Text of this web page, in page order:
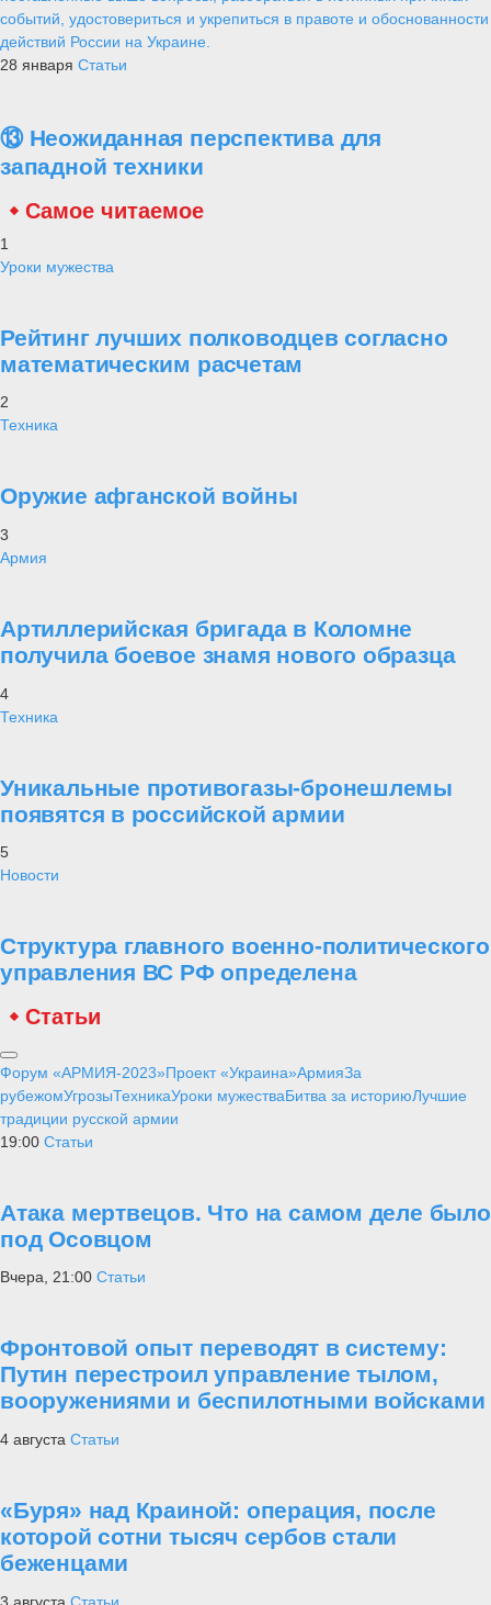
829 0 0
Современный репертуар, по мнению начальника политуправления
ВС РФ, позволяет военным музыкантам установить более тесный
Ансамбли песни и пляски в Вооруженных силах РФ все активнее
берут в репертуар современные произведения, чтобы наладить
контакт с молодежью, которой много среди военной и гражданской
классические композиции, и военно-патриотические
произведения,- приводит департамент информации и массовых
управления Вооруженных сил генерал-полковника Андрея
Картаполова на всеармейском смотре-конкурсе «Словом и
делом».- Но мы, кроме этого, хотим, чтобы они могли исполнять и
современные вещи - те, которые нравятся современному зрителю.
Среди номеров, которые можно было увидеть на заключительном
юмористическая пантомима о расчете пушки и песня «Небо
славян» из репертуара рок-группы «Алиса».
гражданских лиц, приходящих на выступления ансамблей ВС РФ, и
среди военных, для которых артисты выступают, в том числе, во
время командировок и учений.
«В Вооруженные силы приходят молодые люди, и они должны
понимать, что им поют, что им доносят в ходе танца - не должно
современного искусства»,- добавил Картаполов.
Проект Украина
«Анти Россия» - неужели это реальность? Как удалось бесполому
братским прошлым многих поколений, появился Иуда? Понимая
трагичность происходящего на Украине, «Военная платформа»
публикует материалы, позволяющие нашим читателям ответить на
событий, удостовериться и укрепиться в правоте и обоснованности
действий России на Украине.
28 января Статьи
⑬ Неожиданная перспектива для
Самое читаемое
1
Уроки мужества
Рейтинг лучших полководцев согласно
математическим расчетам
2
Техника
Оружие афганской войны
3
Армия